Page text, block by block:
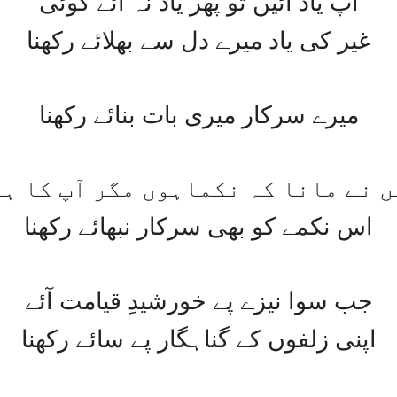
ﻏﯿﺮ ﮐﯽ ﯾﺎﺩ ﻣﯿﺮﮮ ﺩﻝ ﺳﮯ ﺑﮭﻼﺋﮯ ﺭﮐﮭﻨﺎ
ﻣﯿﺮﮮ ﺳﺮﮐﺎﺭ ﻣﯿﺮﯼ ﺑﺎﺕ ﺑﻨﺎﺋﮯ ﺭﮐﮭﻨﺎ
ﻧﮯ ﻣﺎﻧﺎ ﮐﮧ ﻧﮑﻤﺎﮨﻮﮞ ﻣﮕﺮ ﺁﭖ ﮐﺎ
ﺍﺱ ﻧﮑﻤﮯ ﮐﻮ ﺑﮭﯽ ﺳﺮﮐﺎﺭ ﻧﺒﮭﺎﺋﮯ ﺭﮐﮭﻨﺎ
ﺟﺐ ﺳﻮﺍ ﻧﯿﺰﮮ ﭘﮯ ﺧﻮﺭﺷﯿﺪِ ﻗﯿﺎﻣﺖ ﺁﺋﮯ
ﺍﭘﻨﯽ ﺯﻟﻔﻮﮞ ﮐﮯ ﮔﻨﺎﮨﮕﺎﺭ ﭘﮯ ﺳﺎﺋﮯ ﺭﮐﮭﻨﺎ